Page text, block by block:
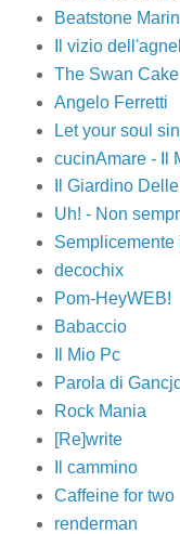
Beatstone
Il vizio
The Swan Cake
Angelo Ferretti
Let your soul
cucinAmare - Il
Il Giardino
Uh! - Non
Semplicemente
decochix
Pom-HeyWEB!
Babaccio
Il Mio Pc
Parola di
Rock Mania
[Re]write
Il cammino
Caffeine for two
renderman